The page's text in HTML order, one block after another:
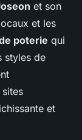
et son
et les
poterie qui
styles de
et